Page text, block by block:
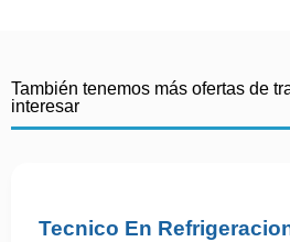
También tenemos más ofertas de
interesar
Tecnico En